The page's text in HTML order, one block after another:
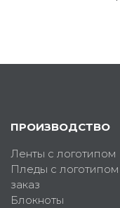
ПРОИЗВОДСТВО
Ленты с логотипом
Пледы с логотипом
заказ
Блокноты